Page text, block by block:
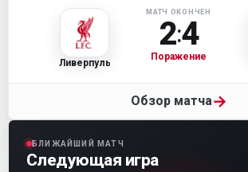
Ливерпуль
МАТЧ ОКОНЧЕН
2:4
Поражение
Обзор матча→
БЛИЖАЙШИЙ МАТЧ
Следующая игра